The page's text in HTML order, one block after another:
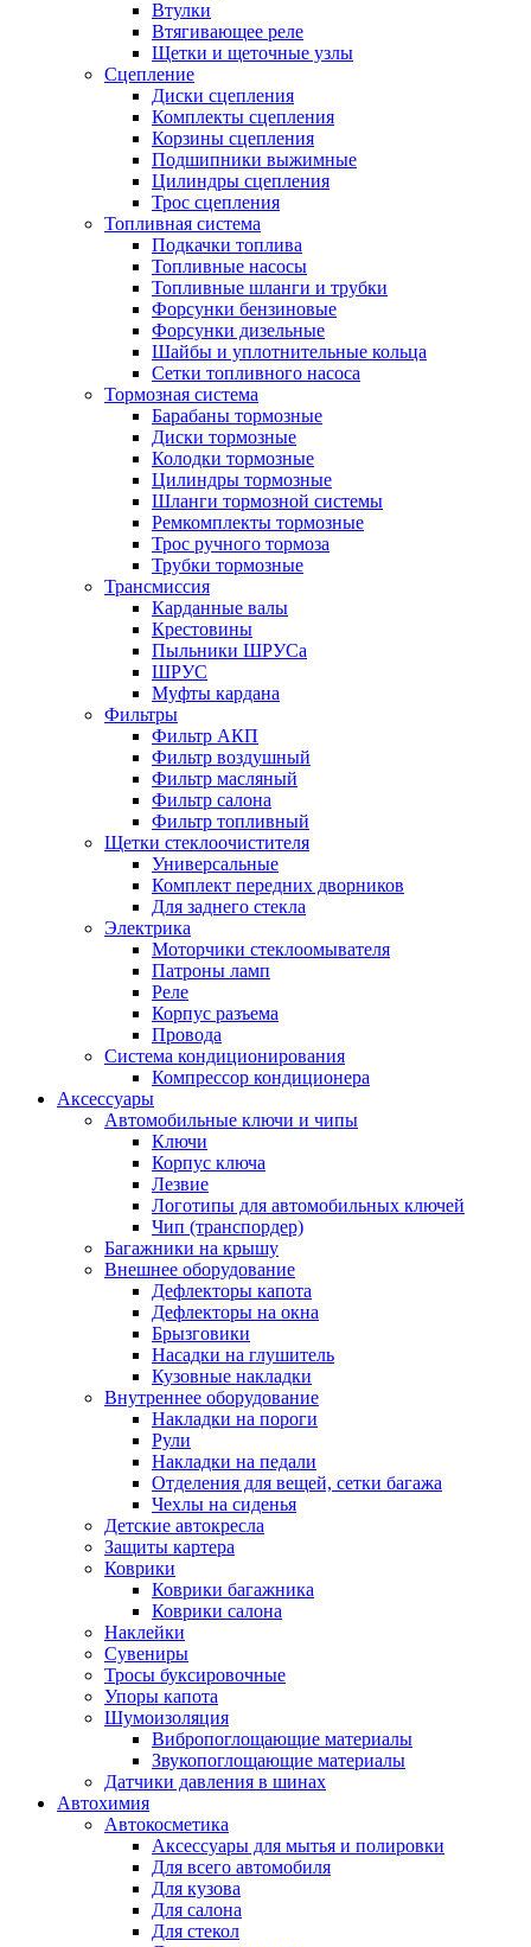
Втулки
Втягивающее реле
Щетки и щеточные узлы
Сцепление
Диски сцепления
Комплекты сцепления
Корзины сцепления
Подшипники выжимные
Цилиндры сцепления
Трос сцепления
Топливная система
Подкачки топлива
Топливные насосы
Топливные шланги и трубки
Форсунки бензиновые
Форсунки дизельные
Шайбы и уплотнительные кольца
Сетки топливного насоса
Тормозная система
Барабаны тормозные
Диски тормозные
Колодки тормозные
Цилиндры тормозные
Шланги тормозной системы
Ремкомплекты тормозные
Трос ручного тормоза
Трубки тормозные
Трансмиссия
Карданные валы
Крестовины
Пыльники ШРУСа
ШРУС
Муфты кардана
Фильтры
Фильтр АКП
Фильтр воздушный
Фильтр масляный
Фильтр салона
Фильтр топливный
Щетки стеклоочистителя
Универсальные
Комплект передних дворников
Для заднего стекла
Электрика
Моторчики стеклоомывателя
Патроны ламп
Реле
Корпус разъема
Провода
Система кондиционирования
Компрессор кондиционера
Аксессуары
Автомобильные ключи и чипы
Ключи
Корпус ключа
Лезвие
Логотипы для автомобильных ключей
Чип (транспордер)
Багажники на крышу
Внешнее оборудование
Дефлекторы капота
Дефлекторы на окна
Брызговики
Насадки на глушитель
Кузовные накладки
Внутреннее оборудование
Накладки на пороги
Рули
Накладки на педали
Отделения для вещей, сетки багажа
Чехлы на сиденья
Детские автокресла
Защиты картера
Коврики
Коврики багажника
Коврики салона
Наклейки
Сувениры
Тросы буксировочные
Упоры капота
Шумоизоляция
Вибропоглощающие материалы
Звукопоглощающие материалы
Датчики давления в шинах
Автохимия
Автокосметика
Аксессуары для мытья и полировки
Для всего автомобиля
Для кузова
Для салона
Для стекол